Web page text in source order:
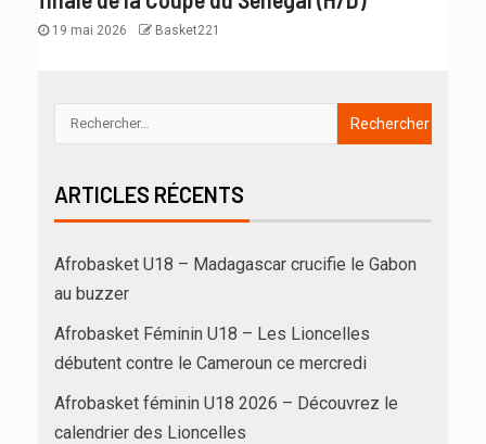
19 mai 2026 Basket221
ARTICLES RÉCENTS
Afrobasket U18 – Madagascar crucifie le Gabon
au buzzer
Afrobasket Féminin U18 – Les Lioncelles
débutent contre le Cameroun ce mercredi
Afrobasket féminin U18 2026 – Découvrez le
calendrier des Lioncelles